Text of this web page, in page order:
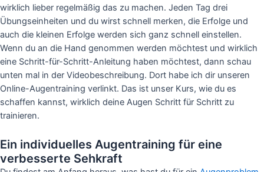
wirklich lieber regelmäßig das zu machen. Jeden Tag drei
Übungseinheiten und du wirst schnell merken, die Erfolge und
auch die kleinen Erfolge werden sich ganz schnell einstellen.
Wenn du an die Hand genommen werden möchtest und wirklich
eine Schritt-für-Schritt-Anleitung haben möchtest, dann schau
unten mal in der Videobeschreibung. Dort habe ich dir unseren
Online-Augentraining verlinkt. Das ist unser Kurs, wie du es
schaffen kannst, wirklich deine Augen Schritt für Schritt zu
trainieren.
Ein individuelles Augentraining für eine
verbesserte Sehkraft